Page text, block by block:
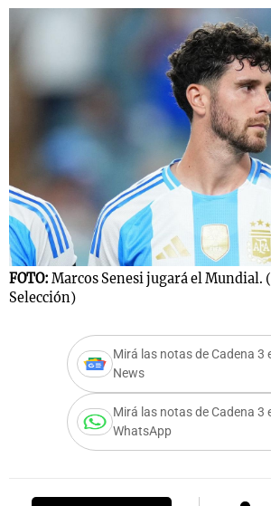
FOTO: Marcos Senesi jugará el Mundial.
Selección)
Mirá las notas de Cadena 3
News
Mirá las notas de Cadena 3
WhatsApp